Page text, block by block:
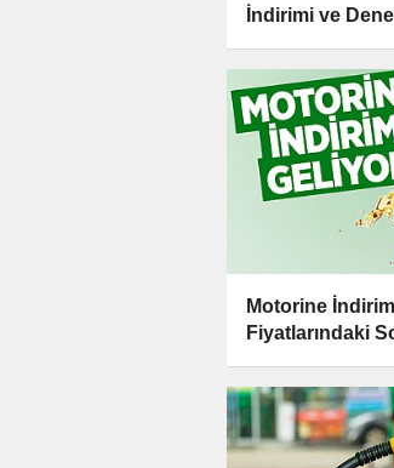
İndirimi ve
Motorine
Fiyatlarındaki